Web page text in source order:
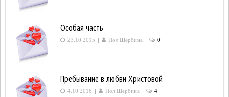
Особая часть
23.10.2015 | Пол Щербина | 0
Пребывание в любви Христовой
4.10.2016 | Пол Щербина | 4